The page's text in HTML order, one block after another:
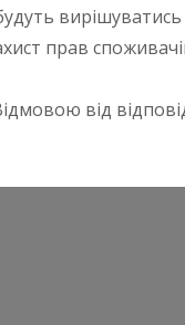
прав
від